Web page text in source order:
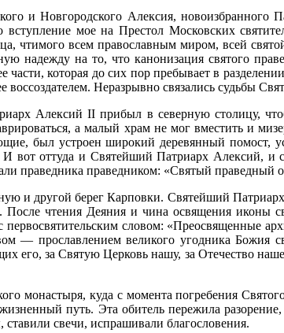
и Новгородского Алексия, но­воизбранного
мое на Престол Московских
чтимого всем православным миром, всей
на­дежду на то, что канонизация святого
которая до сих пор пребывает в
воссоздателем. Неразрывно связались судьбы
Алексий II прибыл в север­ную столицу,
а малый храм не мог вместить и
был устроен широкий деревян­ный
вот оттуда и Святейший Патриарх Алексий, и
праведника праведником: «Святый пра­ведный
и другой берег Карповки. Свя­тейший
чтения Деяния и чина освящения иконы
словом: «Преосвя­щенные
— про­славлением великого угодника Божия
его, за Святую Церковь нашу, за Оте­чество
монастыря, куда с момента по­гребения
путь. Эта обитель пережила
свечи, испрашивали благо­словения.